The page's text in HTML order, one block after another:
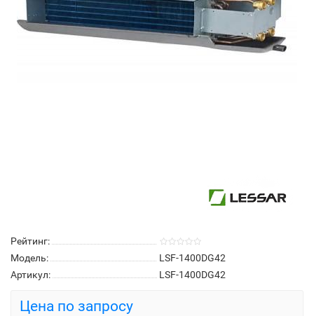
Рейтинг:
Модель:
LSF-1400DG42
Артикул:
LSF-1400DG42
Цена по запросу